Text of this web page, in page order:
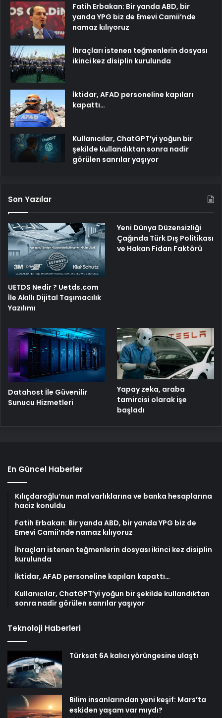
Fatih Erbakan: Bir yanda ABD, bir
yanda YPG biz de Emevi Camii’nde
namaz kılıyoruz
İhraçları istenen teğmenlerin dosyası
ikinci kez disiplin kurulunda
İktidar, AFAD personeline kapıları
kapattı…
Kullanıcılar, ChatGPT’yi yoğun bir
şekilde kullandıktan sonra nadir
görülen sanrılar yaşıyor
Son Yazılar
UETDS Nedir ? Uetds.com
İle Akıllı Dijital Taşımacılık
Yazılımı
Yeni Dünya Düzensizliği
Çağında Türk Dış Politikası
ve Hakan Fidan Faktörü
Datahost İle Güvenilir
Sunucu Hizmetleri
Yapay zeka, araba
tamircisi olarak işe
başladı
En Güncel Haberler
Kılıçdaroğlu’nun mal varlıklarına ve banka hesaplarına
haciz konuldu
Fatih Erbakan: Bir yanda ABD, bir yanda YPG biz de
Emevi Camii’nde namaz kılıyoruz
İhraçları istenen teğmenlerin dosyası ikinci kez disiplin
kurulunda
İktidar, AFAD personeline kapıları kapattı…
Kullanıcılar, ChatGPT’yi yoğun bir şekilde kullandıktan
sonra nadir görülen sanrılar yaşıyor
Teknoloji Haberleri
Türksat 6A kalıcı yörüngesine ulaştı
Bilim insanlarından yeni keşif: Mars’ta
eskiden yaşam var mıydı?